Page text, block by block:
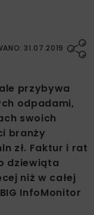
31.07.2019
przybywa
odpadami,
swoich
branży
zł. Faktur i rat
dziewiąta
niż w całej
InfoMonitor